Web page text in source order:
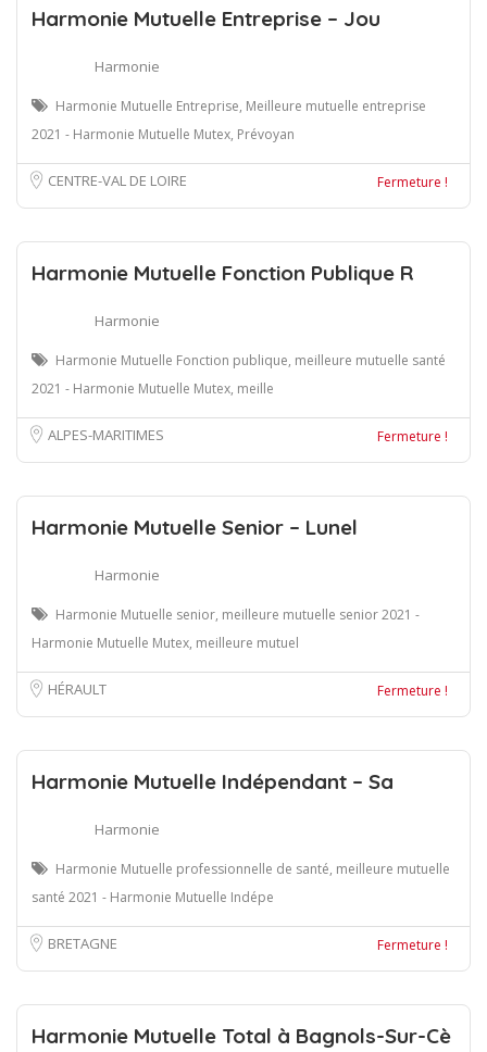
Harmonie Mutuelle Entreprise – Jou
Harmonie
Harmonie Mutuelle Entreprise, Meilleure mutuelle entreprise
2021 - Harmonie Mutuelle Mutex, Prévoyan
CENTRE-VAL DE LOIRE Fermeture !
Harmonie Mutuelle Fonction Publique R
Harmonie
Harmonie Mutuelle Fonction publique, meilleure mutuelle santé
2021 - Harmonie Mutuelle Mutex, meille
ALPES-MARITIMES Fermeture !
Harmonie Mutuelle Senior – Lunel
Harmonie
Harmonie Mutuelle senior, meilleure mutuelle senior 2021 -
Harmonie Mutuelle Mutex, meilleure mutuel
HÉRAULT Fermeture !
Harmonie Mutuelle Indépendant – Sa
Harmonie
Harmonie Mutuelle professionnelle de santé, meilleure mutuelle
santé 2021 - Harmonie Mutuelle Indépe
BRETAGNE Fermeture !
Harmonie Mutuelle Total à Bagnols-Sur-Cè